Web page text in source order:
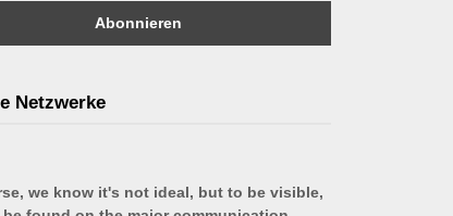
Netzwerke
we know it's not ideal, but to be visible,